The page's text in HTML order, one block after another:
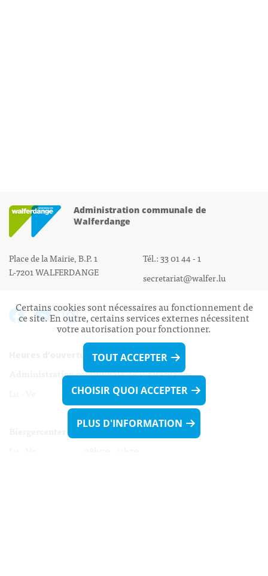
Administration communale de
Walferdange
Place de la Mairie, B.P. 1
L-7201 WALFERDANGE
Tél.: 33 01 44 - 1
secretariat@walfer.lu
Heures d’ouverture:
Administration communale de Walferdange
Lu - Ve 08h00 - 11h30
13h30 - 16h00
Certains cookies sont nécessaires au fonctionnement de
ce site. En outre, certains services externes nécessitent
votre autorisation pour fonctionner.
TOUT ACCEPTER
CHOISIR QUOI ACCEPTER
PLUS D'INFORMATION